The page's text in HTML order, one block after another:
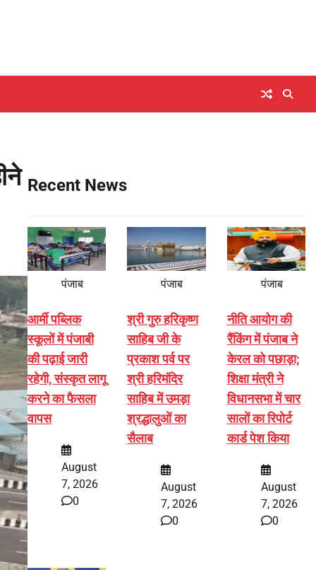
Recent News
पंजाब
आर्मी पब्लिक
स्कूलों में पंजाबी
की पढ़ाई जारी
रहेगी, संस्कृत लागू
करने का फैसला
वापस
August
7, 2026
0
पंजाब
श्री गुरु हरिकृष्ण
साहिब जी के
प्रकाश पर्व पर
श्री हरिमंदिर
साहिब में उमड़ा
श्रद्धालुओं का
सैलाब
August
7, 2026
0
पंजाब
नीति आयोग की
रैंकिंग में पंजाब ने
केरल को पछाड़ा;
शिक्षा मंत्री ने
विधानसभा में चार
सालों का रिपोर्ट
कार्ड पेश किया
August
7, 2026
0